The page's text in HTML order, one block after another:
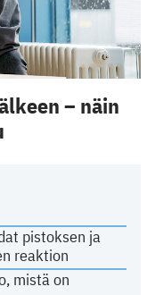
pistoksen ja
reaktion
mistä on
– näin